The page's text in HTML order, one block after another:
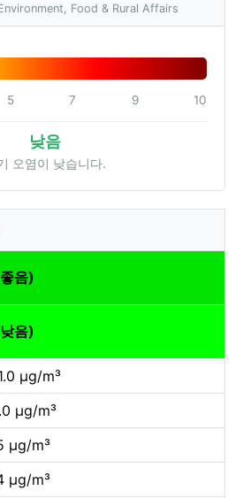
Food & Rural Affairs
5 7 9 10
낮음
오염이 낮습니다.
음)
음)
µg/m³
µg/m³
µg/m³
µg/m³